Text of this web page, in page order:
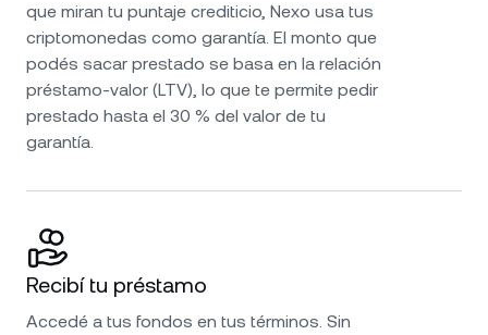
que miran tu puntaje crediticio, Nexo usa tus
criptomonedas como garantía. El monto que
podés sacar prestado se basa en la relación
préstamo-valor (LTV), lo que te permite pedir
prestado hasta el 30 % del valor de tu
garantía.
Recibí tu préstamo
Accedé a tus fondos en tus términos. Sin